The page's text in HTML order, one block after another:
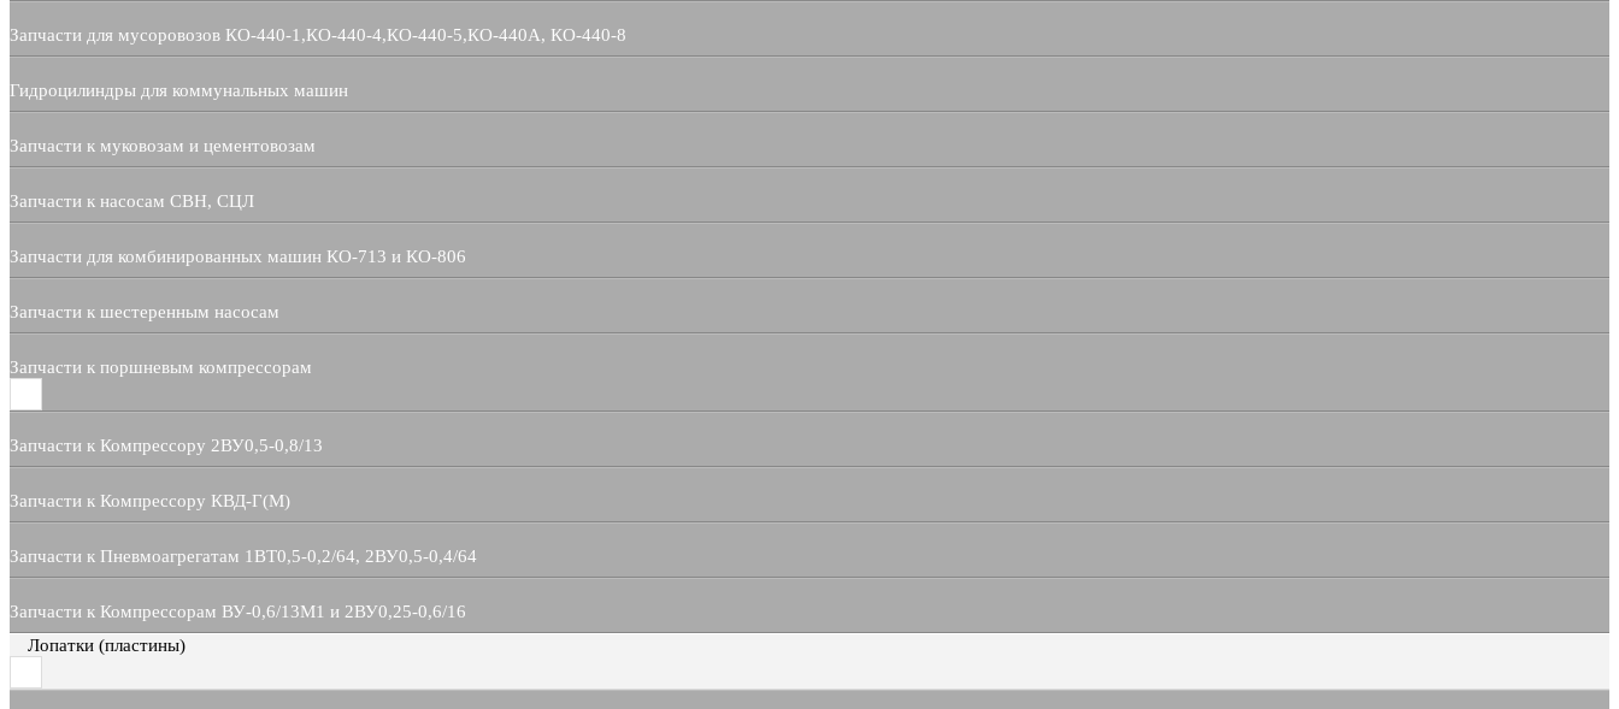
Запчасти для мусоровозов КО-440-1,КО-440-4,КО-440-5,КО-440А, КО-440-8
Гидроцилиндры для коммунальных машин
Запчасти к муковозам и цементовозам
Запчасти к насосам СВН, СЦЛ
Запчасти для комбинированных машин КО-713 и КО-806
Запчасти к шестеренным насосам
Запчасти к поршневым компрессорам
Запчасти к Компрессору 2ВУ0,5-0,8/13
Запчасти к Компрессору КВД-Г(М)
Запчасти к Пневмоагрегатам 1ВТ0,5-0,2/64, 2ВУ0,5-0,4/64
Запчасти к Компрессорам ВУ-0,6/13М1 и 2ВУ0,25-0,6/16
Лопатки (пластины)